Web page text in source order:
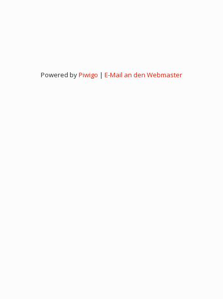
Powered byPiwigo | E-Mail an den Webmaster